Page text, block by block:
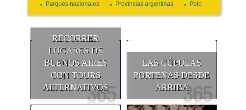
Parques nacionales
Provincias argentinas Polo
RECORRER
LUGARES DE
BUENOS AIRES
CON TOURS
ALTERNATIVOS
LAS CÚPULAS
PORTEÑAS DESDE
ARRIBA